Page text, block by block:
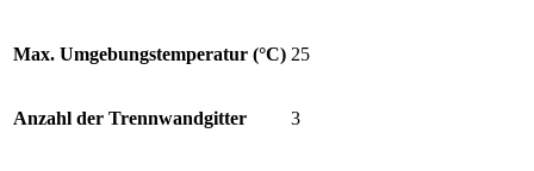
Max. Umgebungstemperatur (°C) 25
Anzahl der Trennwandgitter 3